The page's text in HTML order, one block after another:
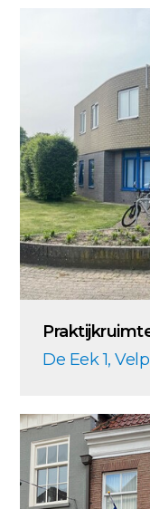
De Eek 1,